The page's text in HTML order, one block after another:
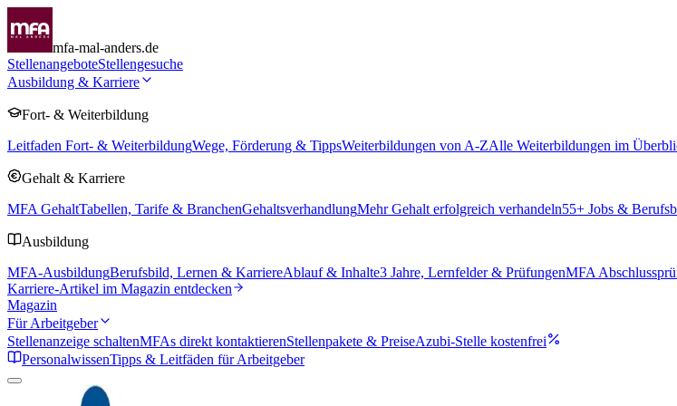
mfa-mal-anders.de
StellenangeboteStellengesuche
Ausbildung & Karriere
Fort- & Weiterbildung
Leitfaden Fort- & WeiterbildungWege, Förderung & TippsWeiterbildungen von A-ZAlle Weiterbildungen im
Gehalt & Karriere
MFA GehaltTabellen, Tarife & BranchenGehaltsverhandlungMehr Gehalt erfolgreich verhandeln55+ Jobs &
Ausbildung
MFA-AusbildungBerufsbild, Lernen & KarriereAblauf & Inhalte3 Jahre, Lernfelder & PrüfungenMFA
Karriere-Artikel im Magazin entdecken
Magazin
Für Arbeitgeber
Stellenanzeige schaltenMFAs direkt kontaktierenStellenpakete & PreiseAzubi-Stelle kostenfrei
PersonalwissenTipps & Leitfäden für Arbeitgeber